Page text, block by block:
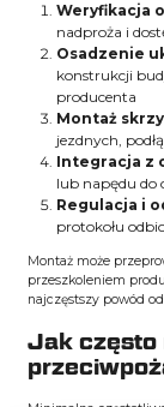
Weryfikacja
nadproża i
Osadzenie
konstrukcji
producenta
Montaż
jezdnych,
Integracja z
lub napędu do
Regulacja i
protokołu
Montaż może
przeszkoleniem
najczęstszy powód
Jak często